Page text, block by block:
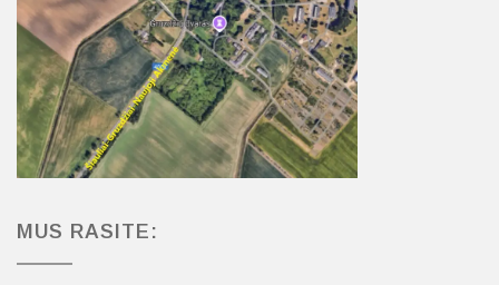
MUS RASITE: